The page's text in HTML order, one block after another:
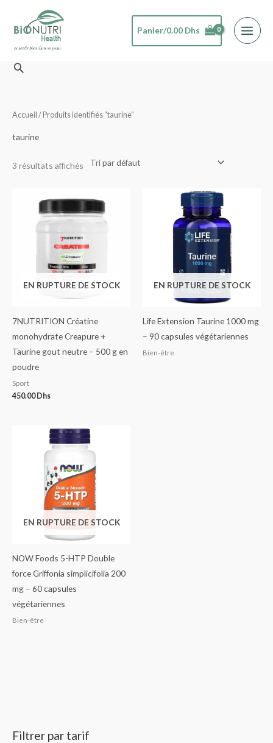
contenu
Panier/0.00 Dhs
Rechercher
Filtrer par tarif
Accueil / Produits identifiés “taurine”
taurine
3 résultats affichés
EN RUPTURE DE STOCK
7NUTRITION Créatine
monohydrate Creapure +
Taurine gout neutre – 500 g en
poudre
Sport
450.00Dhs
EN RUPTURE DE STOCK
Life Extension Taurine 1000 mg
– 90 capsules végétariennes
Bien-être
EN RUPTURE DE STOCK
NOW Foods 5-HTP Double
force Griffonia simplicifolia 200
mg – 60 capsules
végétariennes
Bien-être